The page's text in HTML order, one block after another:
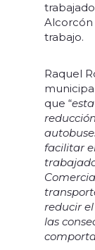
Alcorcón
trabajo.
Raquel
que “
facilitar
reducir
las